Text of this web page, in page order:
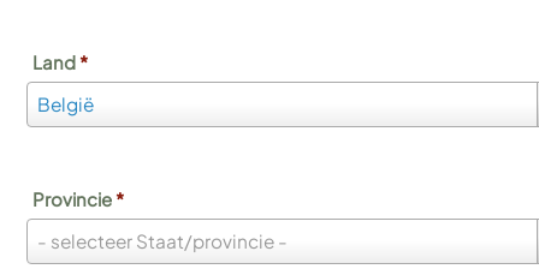
Land *
België
Land
*
Provincie *
- selecteer Staat/provincie -
Provincie
*